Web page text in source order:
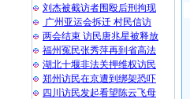
刘杰被截访者围殴后刑拘现
广州亚运会拆迁 村民信访
两会结束 访民唐兆星被释放
福州冤民张秀萍再到省高法
湖北十堰非法关押维权访民
郑州访民在京遭到绑架恐吓
四川访民发起看望陈云飞母